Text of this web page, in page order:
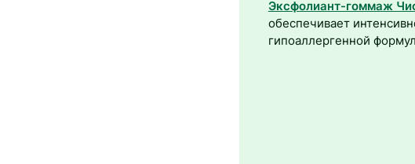
Эксфолиант-гоммаж
обеспечивает
гипоаллергенной